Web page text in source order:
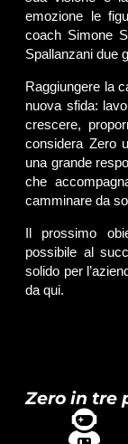
emozione le
coach Simone
Spallanzani due
Raggiungere la
nuova sfida:
crescere,
considera Zero
una grande
che
camminare da
Il prossimo
possibile al
solido per
da qui.
Zero in tre